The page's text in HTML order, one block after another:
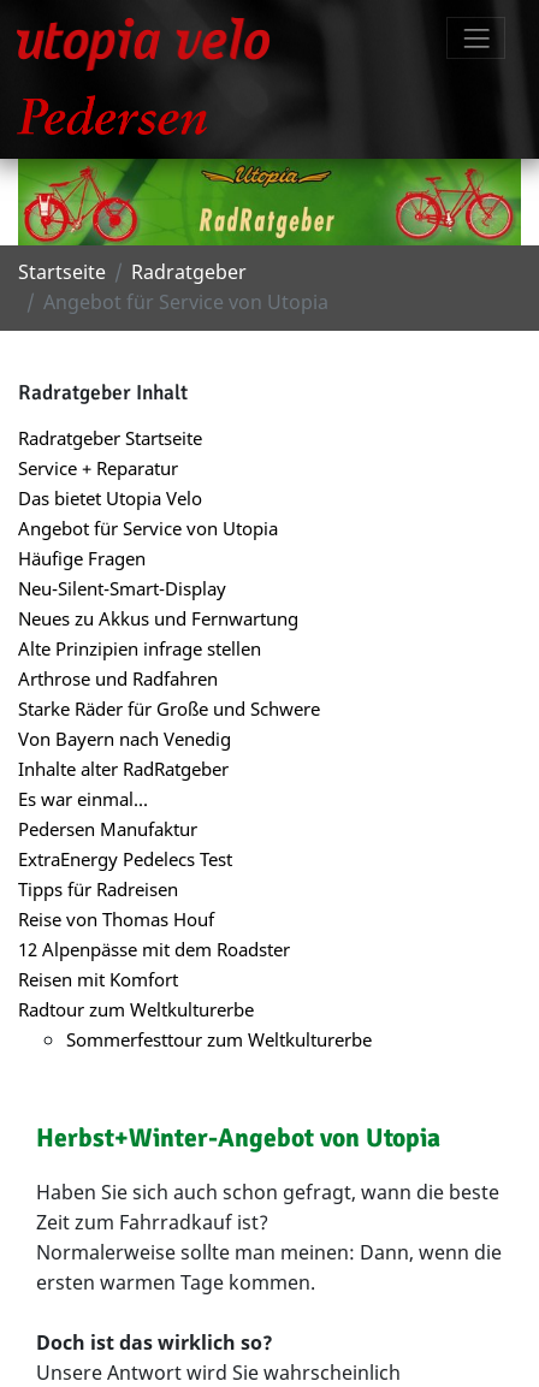
Startseite
Radratgeber
Angebot für Service von Utopia
Radratgeber Inhalt
Radratgeber Startseite
Service + Reparatur
Das bietet Utopia Velo
Angebot für Service von Utopia
Häufige Fragen
Neu-Silent-Smart-Display
Neues zu Akkus und Fernwartung
Alte Prinzipien infrage stellen
Arthrose und Radfahren
Starke Räder für Große und Schwere
Von Bayern nach Venedig
Inhalte alter RadRatgeber
Es war einmal...
Pedersen Manufaktur
ExtraEnergy Pedelecs Test
Tipps für Radreisen
Reise von Thomas Houf
12 Alpenpässe mit dem Roadster
Reisen mit Komfort
Radtour zum Weltkulturerbe
Sommerfesttour zum Weltkulturerbe
Herbst+Winter-Angebot von Utopia
Haben Sie sich auch schon gefragt, wann die beste
Zeit zum Fahrradkauf ist?
Normalerweise sollte man meinen: Dann, wenn die
ersten warmen Tage kommen.
Doch ist das wirklich so?
Unsere Antwort wird Sie wahrscheinlich